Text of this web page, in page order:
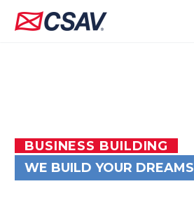
BUSINESS BUILDING
WE BUILD YOUR DREAMS